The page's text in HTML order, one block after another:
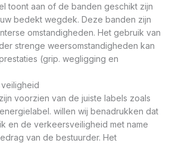
toont aan of de banden geschikt zijn
bedekt wegdek. Deze banden zijn
omstandigheden. Het gebruik van
strenge weersomstandigheden kan
(grip. wegligging en
voorzien van de juiste labels zoals
willen wij benadrukken dat
en de verkeersveiligheid met name
van de bestuurder. Het